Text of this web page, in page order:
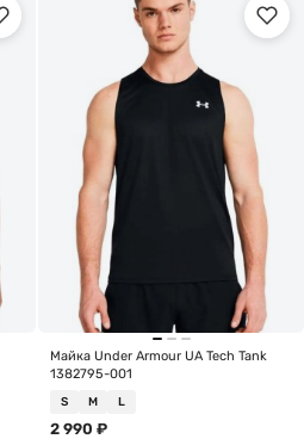
Майка Under Armour UA Tech Tank
1382795-001
S M L
2 990 ₽